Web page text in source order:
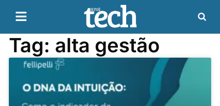
Tag: alta gestão